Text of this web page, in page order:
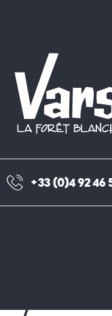
+33 (0)4 92 46